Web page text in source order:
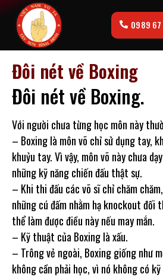
0989
Đôi nét về Boxing
Đôi nét về Boxing.
Với người chưa từng học môn này
– Boxing là môn võ chỉ sử dụng tay,
khuỷu tay. Vì vậy, môn võ này chưa
những kỹ năng chiến đấu thật sự.
– Khi thi đấu các võ sĩ chỉ chăm
những cú đấm nhằm hạ knockout đối
thể làm được điều này nếu may mắn.
– Kỹ thuật của Boxing là xấu.
– Trông vẻ ngoài, Boxing giống như
không cần phải học, vì nó không có